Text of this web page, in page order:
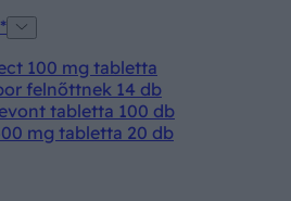
100 mg tabletta
felnőttnek 14 db
tabletta 100 db
mg tabletta 20 db